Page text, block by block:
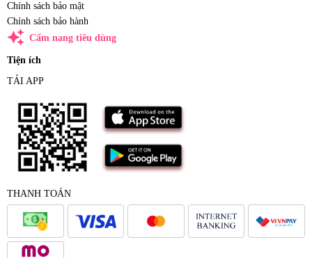
Chính sách bảo mật
Chính sách bảo hành
auto_awesome Cẩm nang tiêu dùng
Tiện ích
TẢI APP
THANH TOÁN